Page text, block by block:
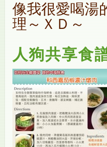
像我很愛喝湯
理～ＸＤ～
人狗共享食